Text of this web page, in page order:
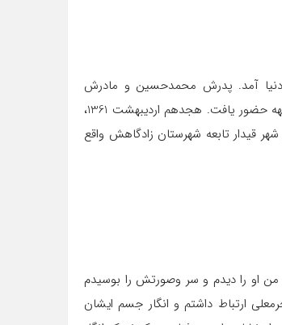
به دنیا آمد. پدرش محمدحسین و مادرش
معصومه نام داشت. دانش آموز اول متوسطه در رشته انسانی بود. به عنوان بسیجی در جبهه حضور یافت. هجدهم اردیبهشت 1361‏،
قیدار تابعه شهرستان زادگاهش واقع
او را دیدم و سر وصورتش را بوسیدم
ارتباط داشتم و انگار جسم ایشان